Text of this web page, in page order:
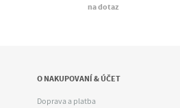
na dotaz
O NAKUPOVANÍ & ÚČET
Doprava a platba